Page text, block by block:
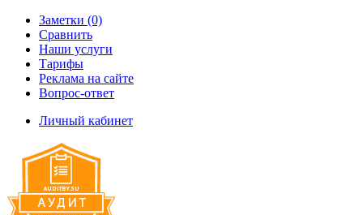
Заметки (0)
Сравнить
Наши услуги
Тарифы
Реклама на сайте
Вопрос-ответ
Личный кабинет